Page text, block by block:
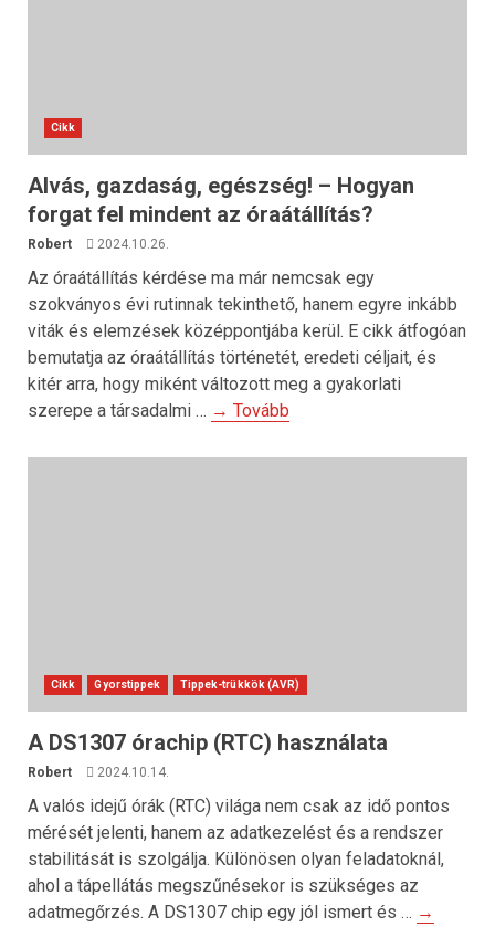
Cikk
Alvás, gazdaság, egészség! – Hogyan
forgat fel mindent az óraátállítás?
Robert 2024.10.26.
Az óraátállítás kérdése ma már nemcsak egy
szokványos évi rutinnak tekinthető, hanem egyre inkább
viták és elemzések középpontjába kerül. E cikk átfogóan
bemutatja az óraátállítás történetét, eredeti céljait, és
kitér arra, hogy miként változott meg a gyakorlati
szerepe a társadalmi … → Tovább
Cikk Gyorstippek Tippek-trükkök (AVR)
A DS1307 órachip (RTC) használata
Robert 2024.10.14.
A valós idejű órák (RTC) világa nem csak az idő pontos
mérését jelenti, hanem az adatkezelést és a rendszer
stabilitását is szolgálja. Különösen olyan feladatoknál,
ahol a tápellátás megszűnésekor is szükséges az
adatmegőrzés. A DS1307 chip egy jól ismert és … →